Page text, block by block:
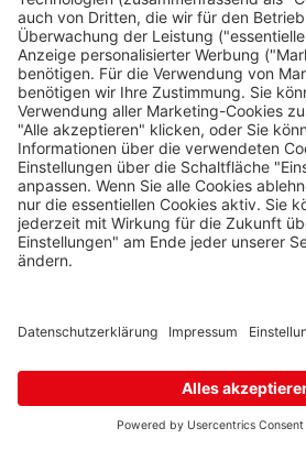
Karte
Laa an der Thaya
Hevlín 459, Hevlín,671 69